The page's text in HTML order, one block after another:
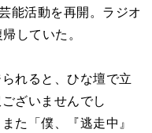
能活動を再開。ラジオ
していた。
れると、ひな壇で立
ざいませんでし
た「僕、『逃走中』